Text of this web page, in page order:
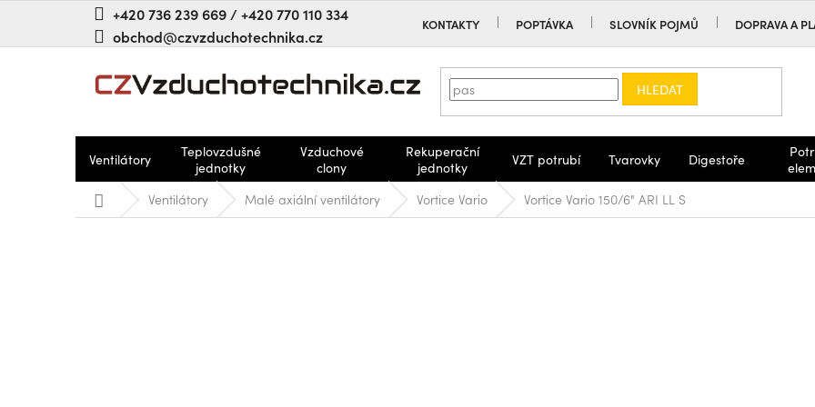
+420 736 239 669 / +420 770 110 334
obchod@czvzduchotechnika.cz
KONTAKTY POPTÁVKA SLOVNÍK POJMŮ DOPRAVA A
HLEDAT
Ventilátory
Teplovzdušné
jednotky
Vzduchové
clony
Rekuperační
jednotky
VZT potrubí Tvarovky Digestoře
Domů Ventilátory Malé axiální ventilátory Vortice Vario Vortice Vario 150/6" ARI LL S